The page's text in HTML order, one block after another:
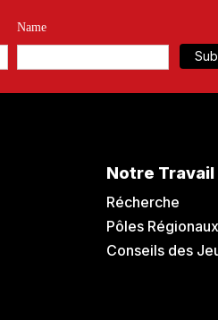
Name
Notre Travail
Récherche
Pôles Régionaux
Conseils des